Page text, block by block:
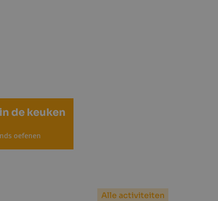
de keuken
oefenen
Alle activiteiten